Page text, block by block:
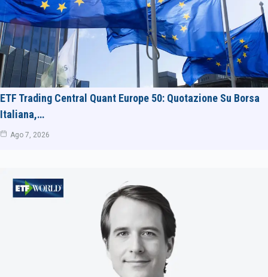
ETF Trading Central Quant Europe 50: Quotazione Su Borsa
Italiana,…
Ago 7, 2026